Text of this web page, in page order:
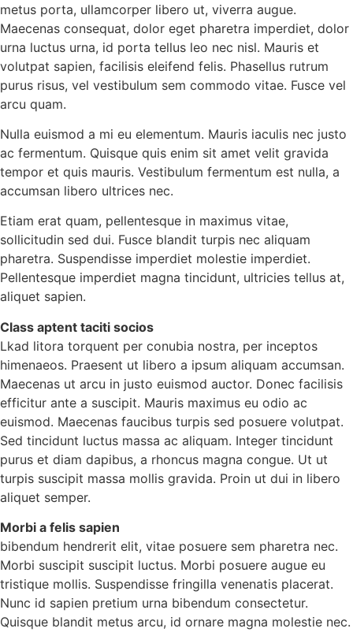
metus porta, ullamcorper libero ut, viverra augue.
Maecenas consequat, dolor eget pharetra imperdiet, dolor
urna luctus urna, id porta tellus leo nec nisl. Mauris et
volutpat sapien, facilisis eleifend felis. Phasellus rutrum
purus risus, vel vestibulum sem commodo vitae. Fusce vel
arcu quam.
Nulla euismod a mi eu elementum. Mauris iaculis nec justo
ac fermentum. Quisque quis enim sit amet velit gravida
tempor et quis mauris. Vestibulum fermentum est nulla, a
accumsan libero ultrices nec.
Etiam erat quam, pellentesque in maximus vitae,
sollicitudin sed dui. Fusce blandit turpis nec aliquam
pharetra. Suspendisse imperdiet molestie imperdiet.
Pellentesque imperdiet magna tincidunt, ultricies tellus at,
aliquet sapien.
Class aptent taciti socios
Lkad litora torquent per conubia nostra, per inceptos
himenaeos. Praesent ut libero a ipsum aliquam accumsan.
Maecenas ut arcu in justo euismod auctor. Donec facilisis
efficitur ante a suscipit. Mauris maximus eu odio ac
euismod. Maecenas faucibus turpis sed posuere volutpat.
Sed tincidunt luctus massa ac aliquam. Integer tincidunt
purus et diam dapibus, a rhoncus magna congue. Ut ut
turpis suscipit massa mollis gravida. Proin ut dui in libero
aliquet semper.
Morbi a felis sapien
bibendum hendrerit elit, vitae posuere sem pharetra nec.
Morbi suscipit suscipit luctus. Morbi posuere augue eu
tristique mollis. Suspendisse fringilla venenatis placerat.
Nunc id sapien pretium urna bibendum consectetur.
Quisque blandit metus arcu, id ornare magna molestie nec.